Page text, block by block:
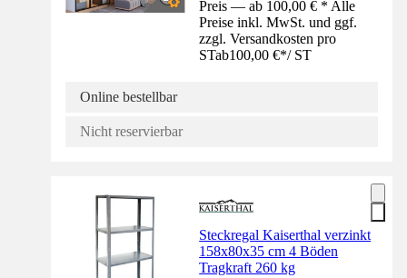
Preis — ab 100,00 € * Alle
Preise inkl. MwSt. und ggf.
zzgl. Versandkosten pro
STab100,00 €*/ ST
Online bestellbar
Nicht reservierbar
Steckregal Kaiserthal verzinkt
158x80x35 cm 4 Böden
Tragkraft 260 kg